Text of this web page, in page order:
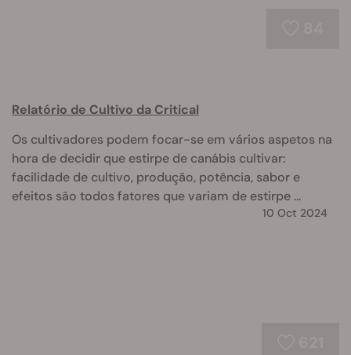
Relatório de Cultivo da Critical
Os cultivadores podem focar-se em vários aspetos na
hora de decidir que estirpe de canábis cultivar:
facilidade de cultivo, produção, potência, sabor e
efeitos são todos fatores que variam de estirpe ...
10 Oct 2024